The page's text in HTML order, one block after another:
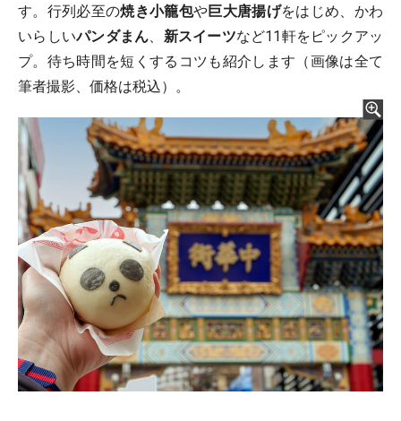
す。行列必至の焼き小籠包や巨大唐揚げをはじめ、かわ
いらしいパンダまん、 新スイーツなど11軒をピックアッ
プ。待ち時間を短くするコツも紹介します（画像は全て
筆者撮影、価格は税込）。